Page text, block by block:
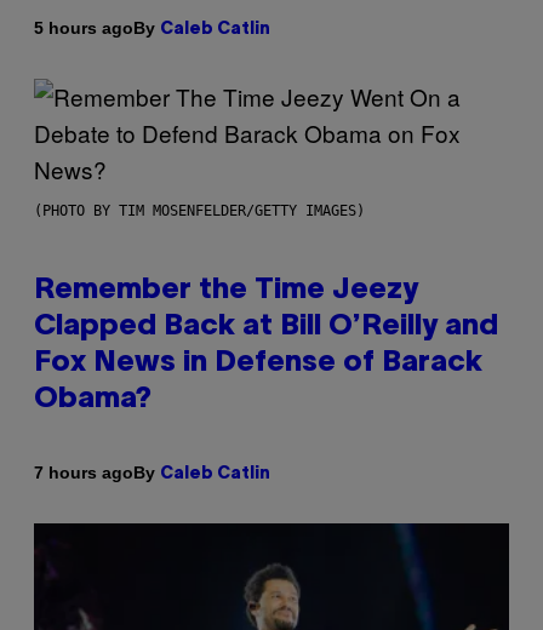
5 hours agoBy Caleb Catlin
(PHOTO BY TIM MOSENFELDER/GETTY IMAGES)
Remember the Time Jeezy
Clapped Back at Bill O’Reilly and
Fox News in Defense of Barack
Obama?
7 hours agoBy Caleb Catlin